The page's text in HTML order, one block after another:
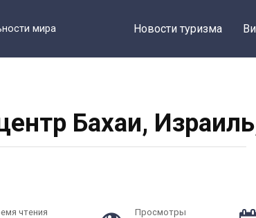
мира Новости туризма
Бахаи,
чтения Просмотры